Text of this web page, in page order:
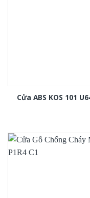
Cửa ABS KOS 101